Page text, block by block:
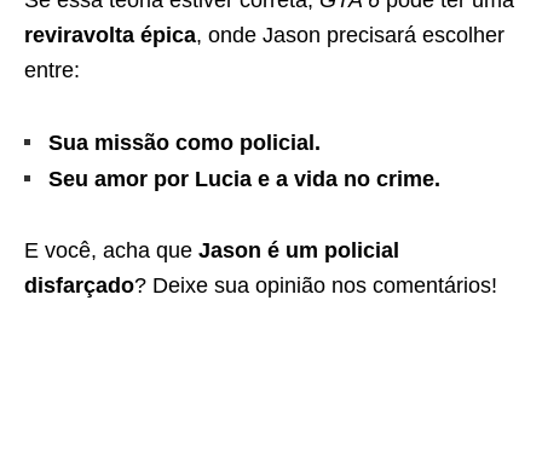
reviravolta épica, onde Jason precisará escolher
entre:
Sua missão como policial.
Seu amor por Lucia e a vida no crime.
E você, acha que Jason é um policial
disfarçado? Deixe sua opinião nos comentários!